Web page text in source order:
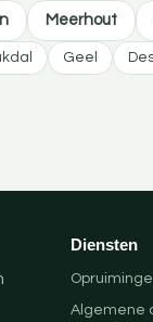
Meerhout
Geel
Diensten
Algemene